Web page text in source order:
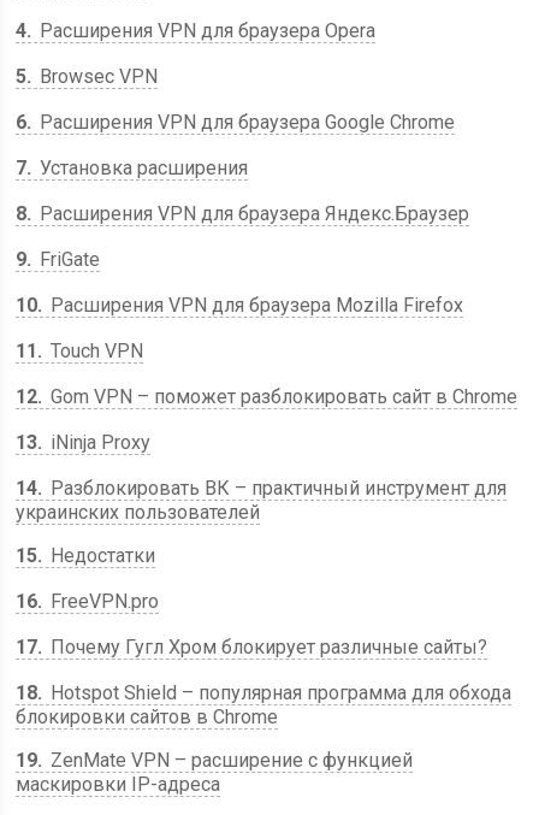
4
Расширения VPN для браузера Opera
5
Browsec VPN
6
Расширения VPN для браузера Google Chrome
7 Установка расширения
8
Расширения VPN для браузера Яндекс.Браузер
9
FriGate
10
Расширения VPN для браузера Mozilla Firefox
11
Touch VPN
12 Gom VPN – поможет разблокировать сайт в Chrome
13
iNinja Proxy
14
Разблокировать ВК – практичный инструмент для
украинских пользователей
15
Недостатки
16
FreeVPN.pro
17
Почему Гугл Хром блокирует различные сайты?
18
Hotspot Shield – популярная программа для обхода
блокировки сайтов в Chrome
19
ZenMate VPN – расширение с функцией
маскировки IP-адреса